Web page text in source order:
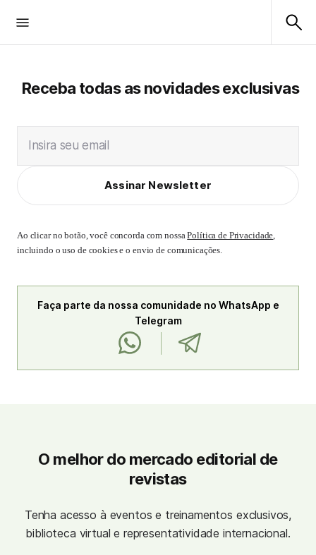
Receba todas as novidades exclusivas
Insira seu email
Assinar Newsletter
Ao clicar no botão, você concorda com nossaPolítica de Privacidade,
incluindo o uso de cookies e o envio de comunicações.
Faça parte da nossa comunidade no WhatsApp e
Telegram
O melhor do mercado editorial de
revistas
Tenha acesso à eventos e treinamentos exclusivos,
biblioteca virtual e representatividade internacional.